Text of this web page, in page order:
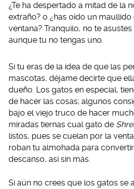
¿Te ha despertado a mitad de la
extraño? o ¿has oído un maullido
ventana? Tranquilo, no te
aunque tu no tengas uno.
Si tu eras de la idea de que las
mascotas, déjame decirte que
dueño. Los gatos en especial,
de hacer las cosas; algunos
bajo el viejo truco de hacer
miradas tiernas cual gato de
listos, pues se cuelan por la
roban tu almohada para
descanso, así sin más.
Si aún no crees que los gatos se